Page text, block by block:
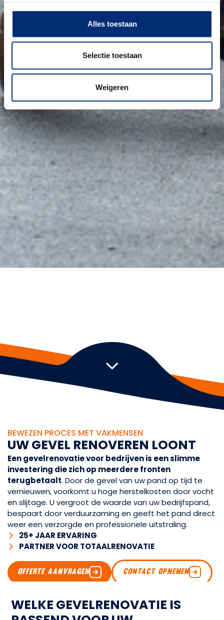
Alles toestaan
Selectie toestaan
Weigeren
BEWEZEN PROCES MET VAKMENSEN
UWGEVEL RENOVEREN LOONT
Een gevelrenovatie voor bedrijven is een slimme
investering die zich op meerdere fronten
terugbetaalt. Door de gevel van uw pand op tijd te
vernieuwen, voorkomt u hoge herstelkosten door vocht
en slijtage. U vergroot de waarde van uw bedrijfspand,
bespaart door verduurzaming en geeft het pand direct
weer een verzorgde en professionele uitstraling.
25+ JAAR ERVARING
PARTNER VOOR TOTAALRENOVATIE
OFFERTE AANVRAGEN CONTACT OPNEMEN
WELKE GEVELRENOVATIE IS